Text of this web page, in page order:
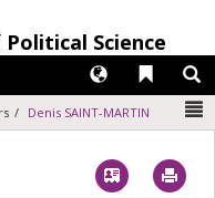
Political Science
Liens
Langues
Denis SAINT-MARTIN
Vcard